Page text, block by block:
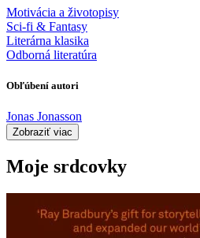
Motivácia a životopisy
Sci-fi & Fantasy
Literárna klasika
Odborná literatúra
Obľúbení autori
Jonas Jonasson
Zobraziť viac
Moje srdcovky